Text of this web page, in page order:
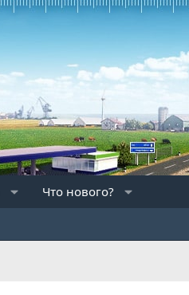
Что нового?